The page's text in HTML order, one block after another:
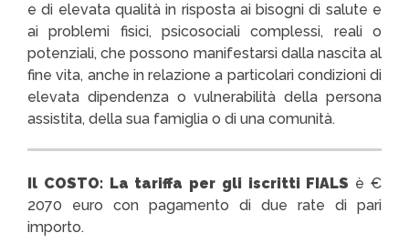
e di elevata qualità in risposta ai bisogni di salute e
ai problemi fisici, psicosociali complessi, reali o
potenziali, che possono manifestarsi dalla nascita al
fine vita, anche in relazione a particolari condizioni di
elevata dipendenza o vulnerabilità della persona
assistita, della sua famiglia o di una comunità.
Il COSTO: La tariffa per gli iscritti FIALS è €
2070 euro con pagamento di due rate di pari
importo.